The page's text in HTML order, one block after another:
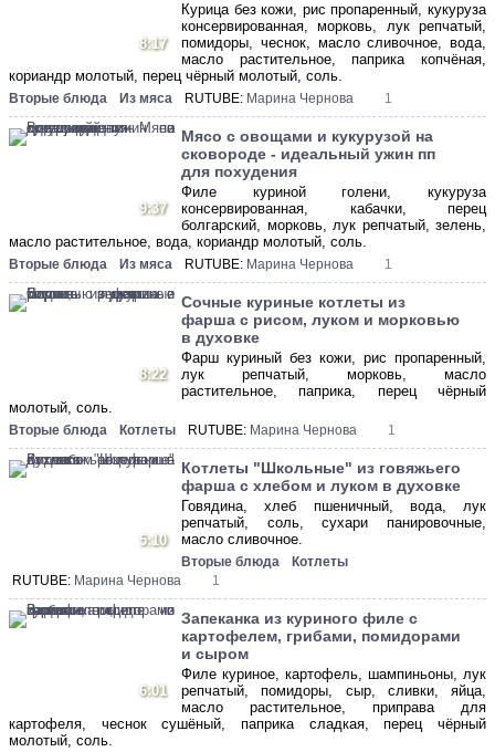
8:17
Курица без кожи, рис пропаренный, кукуруза
консервированная, морковь, лук репчатый,
помидоры, чеснок, масло сливочное, вода,
масло растительное, паприка копчёная,
кориандр молотый, перец чёрный молотый, соль.
Вторые блюда Из мяса RUTUBE: Марина Чернова 1
9:37
Мясо с овощами и кукурузой на
сковороде - идеальный ужин пп
для похудения
Филе куриной голени, кукуруза
консервированная, кабачки, перец
болгарский, морковь, лук репчатый, зелень,
масло растительное, вода, кориандр молотый, соль.
Вторые блюда Из мяса RUTUBE: Марина Чернова 1
8:22
Сочные куриные котлеты из
фарша с рисом, луком и морковью
в духовке
Фарш куриный без кожи, рис пропаренный,
лук репчатый, морковь, масло
растительное, паприка, перец чёрный
молотый, соль.
Вторые блюда Котлеты RUTUBE: Марина Чернова 1
5:10
Котлеты "Школьные" из говяжьего
фарша с хлебом и луком в духовке
Говядина, хлеб пшеничный, вода, лук
репчатый, соль, сухари панировочные,
масло сливочное.
Вторые блюда
Котлеты
RUTUBE: Марина Чернова 1
6:01
Запеканка из куриного филе с
картофелем, грибами, помидорами
и сыром
Филе куриное, картофель, шампиньоны, лук
репчатый, помидоры, сыр, сливки, яйца,
масло растительное, приправа для
картофеля, чеснок сушёный, паприка сладкая, перец чёрный
молотый, соль.